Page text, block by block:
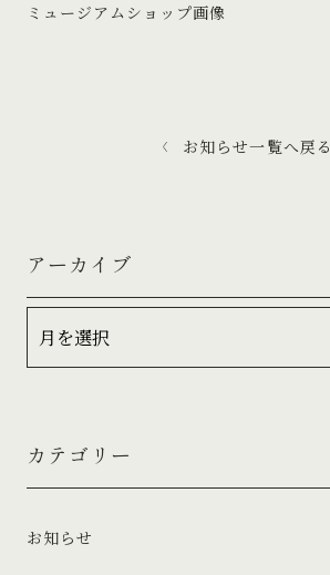
ミュージアムショップ画像
お知らせ一覧へ戻る
アーカイブ
カテゴリー
お知らせ